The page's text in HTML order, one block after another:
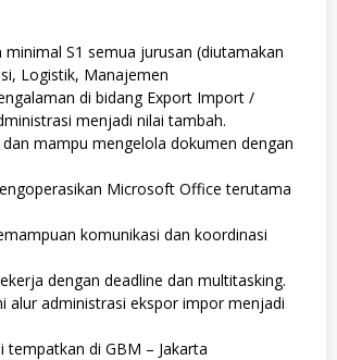
minimal S1 semua jurusan (diutamakan
Logistik, Manajemen
di bidang Export Import /
menjadi nilai tambah.
mampu mengelola dokumen dengan
Microsoft Office terutama
komunikasi dan koordinasi
dengan deadline dan multitasking.
alur administrasi ekspor impor menjadi
tempatkan di GBM – Jakarta